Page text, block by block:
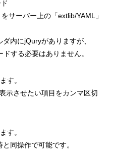
サーバー上の「extlib/YAML」
内にjQuryがありますが、
する必要はありません。
す。
示させたい項目をカンマ区切
す。
同操作で可能です。